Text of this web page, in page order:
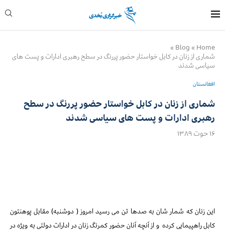
Home
»
Blog
»
شماری از زنان در کابل خواستار حضور پررنگ در سطح رهبری ادارات و پست های
سیاسی شدند
افغانستان
شماری از زنان در کابل خواستار حضور پررنگ در سطح
رهبری ادارات و پست های سیاسی شدند
۱۶ حوت ۱۳۸۹
این زنان که شمار شان به صدها تن می رسید امروز ( دوشنبه) مقابل پوهنتون
کابل راهپیمایی کرده و از آنچه آنان حضور کمرنگ زنان در ادارات دولتی به ویژه در